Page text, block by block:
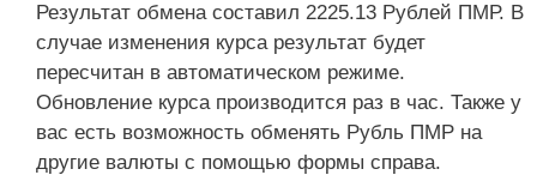
Результат обмена составил 2225.13 Рублей ПМР. В
случае изменения курса результат будет
пересчитан в автоматическом режиме.
Обновление курса производится раз в час. Также у
вас есть возможность обменять Рубль ПМР на
другие валюты с помощью формы справа.